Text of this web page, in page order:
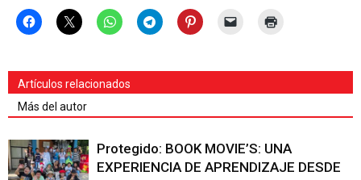
Artículos relacionados
Más del autor
Protegido: BOOK MOVIE’S: UNA
EXPERIENCIA DE APRENDIZAJE DESDE